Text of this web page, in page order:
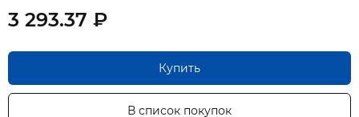
3 293.37 ₽
Купить
В список покупок